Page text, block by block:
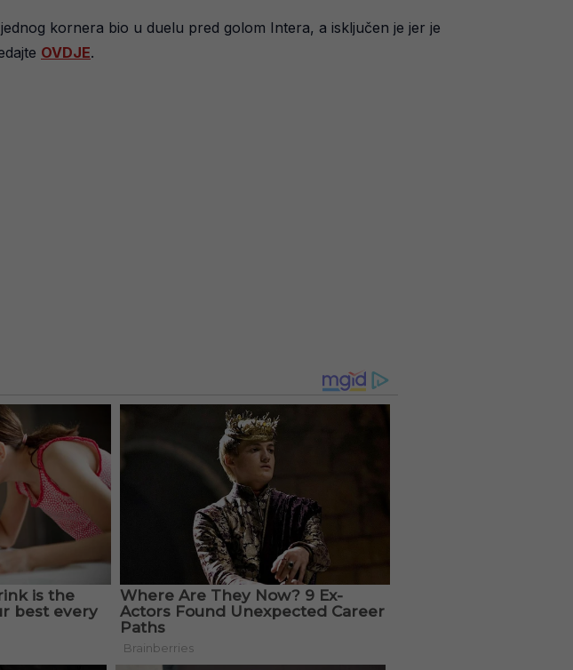
kornera bio u duelu pred golom Intera, a isključen je jer je
OVDJE.